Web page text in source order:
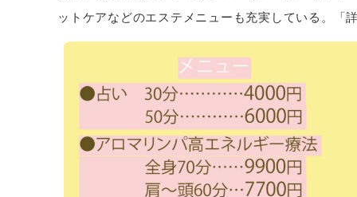
ットケアなどのエステメニューも充実している。「